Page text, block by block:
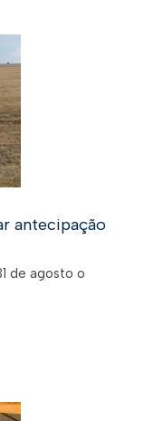
antecipação
de agosto o